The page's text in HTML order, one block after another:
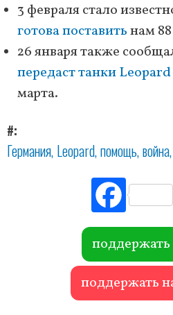
3 февраля стало
готова поставитьнам
26 января также
передаст танки
марта.
#
Германия Leopard помощь война
Fac
ebo
ok
поддержать
поддержать